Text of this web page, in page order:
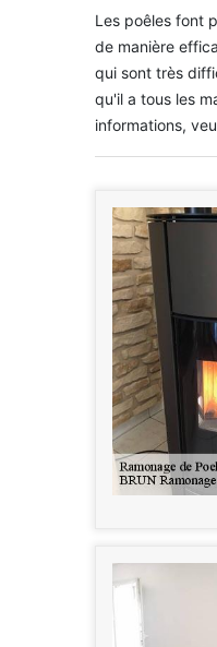
Les poêles font
de manière
qui sont très
qu'il a tous les
informations,